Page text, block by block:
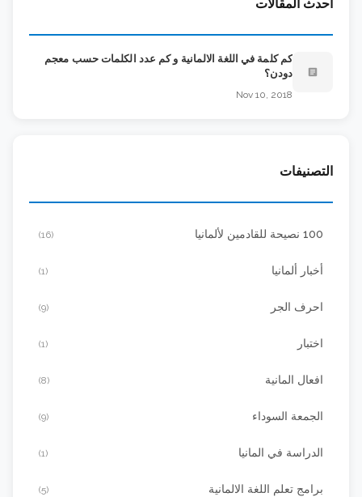
أحدث المقالات
article
كم كلمة في اللغة الالمانية و كم عدد الكلمات حسب معجم
دودن؟
Nov 10, 2018
التصنيفات
100 نصيحة للقادمين لألمانيا (16)
أخبار ألمانيا (1)
احرف الجر (9)
اختبار (1)
افعال المانية (8)
الجمعة السوداء (9)
الدراسة في المانيا (1)
برامج تعلم اللغة الالمانية (5)